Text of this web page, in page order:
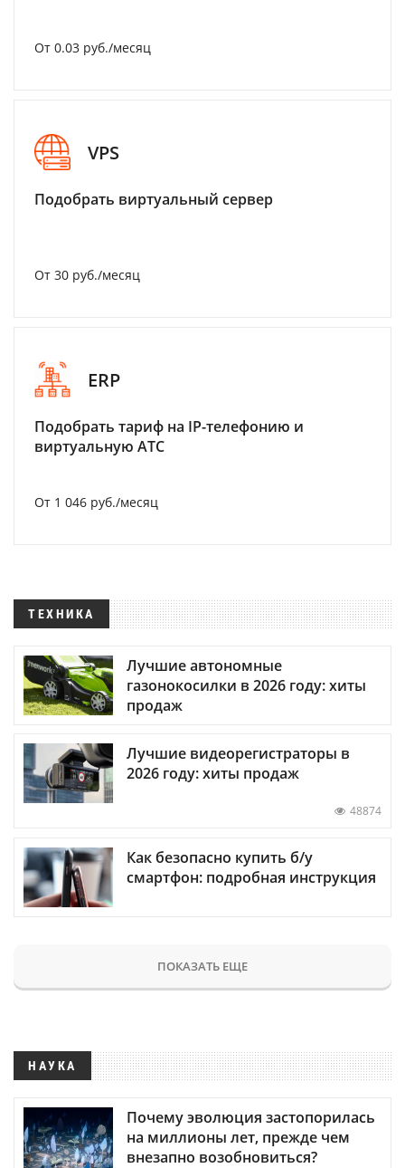
От 0.03 руб./месяц
VPS
Подобрать виртуальный сервер
От 30 руб./месяц
ERP
Подобрать тариф на IP-телефонию и
виртуальную АТС
От 1 046 руб./месяц
ТЕХНИКА
Лучшие автономные
газонокосилки в 2026 году: хиты
продаж
Лучшие видеорегистраторы в
2026 году: хиты продаж
48874
Как безопасно купить б/у
смартфон: подробная инструкция
ПОКАЗАТЬ ЕЩЕ
НАУКА
Почему эволюция застопорилась
на миллионы лет, прежде чем
внезапно возобновиться?